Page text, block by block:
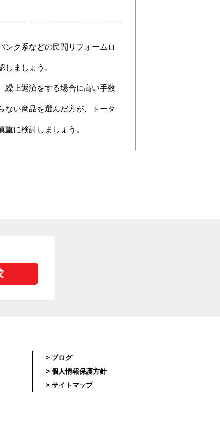
ンク系などの民間リフォームロ
ましょう。
繰上返済をする場合に高い手数
ない商品を選んだ方が、トータ
に検討しましょう。
> ブログ
> 個人情報保護方針
> サイトマップ